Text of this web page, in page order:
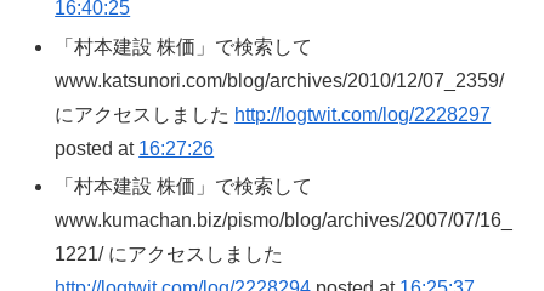
16:40:25
「村本建設 株価」で検索して
www.katsunori.com/blog/archives/2010/12/07_2359/
にアクセスしました http://logtwit.com/log/2228297
posted at 16:27:26
「村本建設 株価」で検索して
www.kumachan.biz/pismo/blog/archives/2007/07/16_
1221/ にアクセスしました